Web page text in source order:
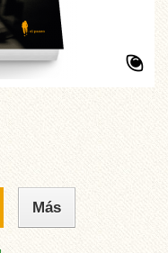
Más